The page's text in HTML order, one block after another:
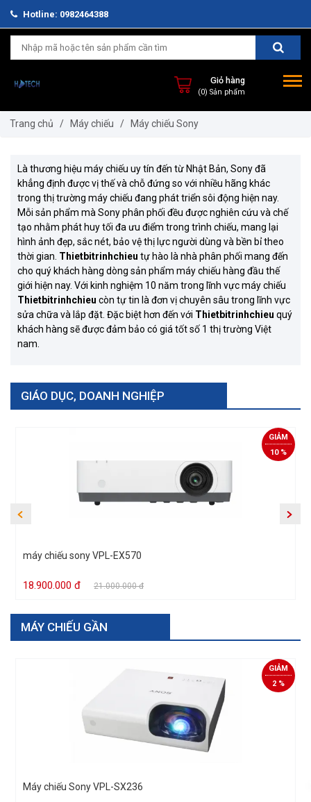
Hotline: 0982464388
Giỏ hàng
Trang chủ / Máy chiếu / Máy chiếu Sony
Là thương hiệu máy chiếu uy tín đến từ Nhật Bản, Sony đã
khẳng định được vị thế và chỗ đứng so với nhiều hãng khác
trong thị trường máy chiếu đang phát triển sôi động hiện nay.
Mỗi sản phẩm mà Sony phân phối đều được nghiên cứu và chế
tạo nhằm phát huy tối đa ưu điểm trong trình chiếu, mang lại
hình ảnh đẹp, sắc nét, bảo vệ thị lực người dùng và bền bỉ theo
thời gian. Thietbitrinhchieu tự hào là nhà phân phối mang đến
cho quý khách hàng dòng sản phẩm máy chiếu hàng đầu thế
giới hiện nay. Với kinh nghiệm 10 năm trong lĩnh vực máy chiếu
Thietbitrinhchieu còn tự tin là đơn vị chuyên sâu trong lĩnh vực
sửa chữa và lắp đặt. Đặc biệt hơn đến với Thietbitrinhchieu quý
khách hàng sẽ được đảm bảo có giá tốt số 1 thị trường Việt
nam.
GIÁO DỤC, DOANH NGHIỆP
GIẢM
10 %
máy chiếu sony VPL-EX570
18.900.000 đ 21.000.000 đ
MÁY CHIẾU GẦN
GIẢM
2 %
Máy chiếu Sony VPL-SX236